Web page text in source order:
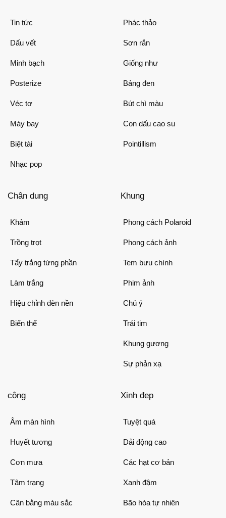
Tin tức
Dấu vết
Minh bạch
Posterize
Véc tơ
Máy bay
Biệt tài
Nhạc pop
Phác thảo
Sơn rắn
Giống như
Bảng đen
Bút chì màu
Con dấu cao su
Pointillism
Chân dung
Khảm
Trồng trọt
Tẩy trắng từng phần
Làm trắng
Hiệu chỉnh đèn nền
Biến thể
Khung
Phong cách Polaroid
Phong cách ảnh
Tem bưu chính
Phim ảnh
Chú ý
Trái tim
Khung gương
Sự phản xạ
cộng
Âm màn hình
Huyết tương
Cơn mưa
Tâm trạng
Cân bằng màu sắc
Xinh đẹp
Tuyệt quá
Dải động cao
Các hạt cơ bản
Xanh đậm
Bão hòa tự nhiên